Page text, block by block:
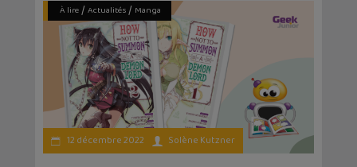
À lire/ Actualités/ Manga
12 décembre 2022 Solène Kutzner